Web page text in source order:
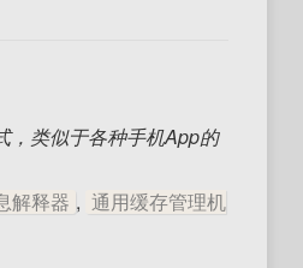
，类似于各种手机App的
解释器 , 通用缓存管理机